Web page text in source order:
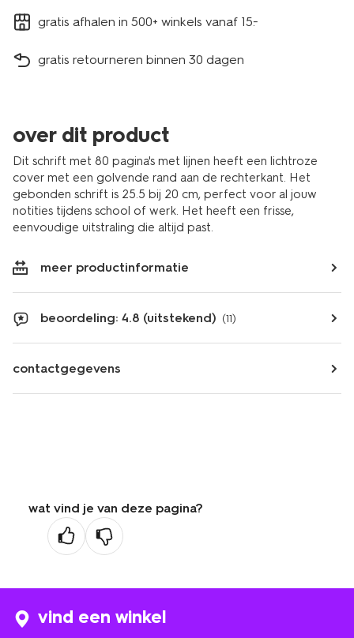
gratis afhalen in 500+ winkels vanaf 15.-
gratis retourneren binnen 30 dagen
over dit product
Dit schrift met 80 pagina's met lijnen heeft een lichtroze
cover met een golvende rand aan de rechterkant. Het
gebonden schrift is 25.5 bij 20 cm, perfect voor al jouw
notities tijdens school of werk. Het heeft een frisse,
eenvoudige uitstraling die altijd past.
meer productinformatie
beoordeling: 4.8 (uitstekend) (11)
contactgegevens
wat vind je van deze pagina?
vind een winkel